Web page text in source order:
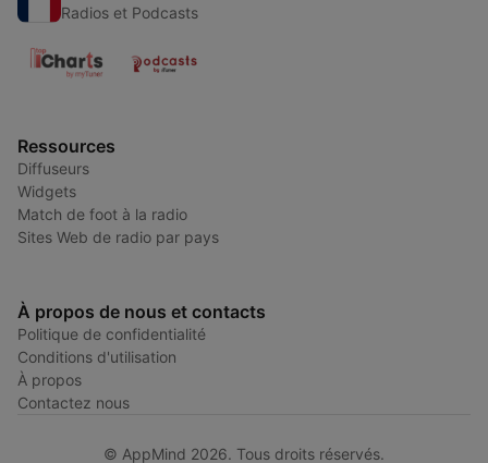
Radios et Podcasts
Ressources
Diffuseurs
Widgets
Match de foot à la radio
Sites Web de radio par pays
À propos de nous et contacts
Politique de confidentialité
Conditions d'utilisation
À propos
Contactez nous
© AppMind 2026. Tous droits réservés.